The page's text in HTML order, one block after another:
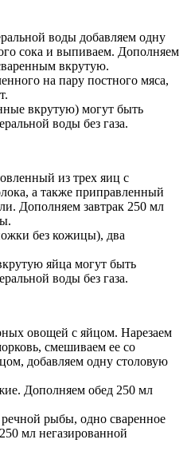
воды добавляем одну
сока и выпиваем. Дополняем
вкрутую.
на пару постного мяса,
вкрутую) могут быть
воды без газа.
из трех яиц с
а также приправленный
Дополняем завтрак 250 мл
без кожицы), два
яйца могут быть
воды без газа.
овощей с яйцом. Нарезаем
смешиваем ее со
добавляем одну столовую
Дополняем обед 250 мл
рыбы, одно сваренное
мл негазированной